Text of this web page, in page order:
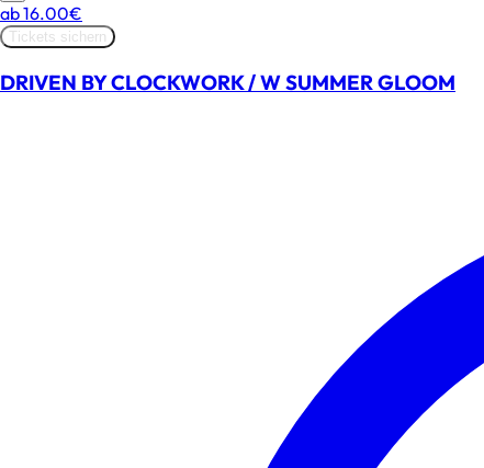
ab16.00€
Tickets sichern
DRIVEN BY CLOCKWORK / W SUMMER GLOOM